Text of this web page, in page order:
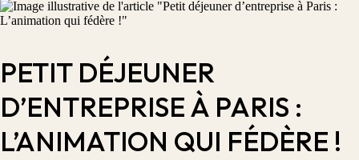
PETIT DÉJEUNER
D’ENTREPRISE À PARIS :
L’ANIMATION QUI FÉDÈRE !